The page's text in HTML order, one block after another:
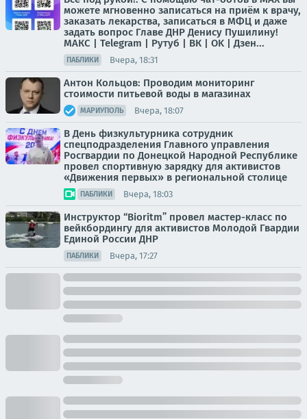
можете мгновенно записаться на приём к врачу,
заказать лекарства, записаться в МФЦ и даже
задать вопрос Главе ДНР Денису Пушилину!
МАКС | Telegram | Рутуб | ВК | OK | Дзен...
ПАБЛИКИ Вчера, 18:31
Антон Кольцов: Проводим мониторинг
стоимости питьевой воды в магазинах
МАРИУПОЛЬ Вчера, 18:07
В День физкультурника сотрудник
спецподразделения Главного управления
Росгвардии по Донецкой Народной Республике
провел спортивную зарядку для активистов
«Движения первых» в региональной столице
ПАБЛИКИ Вчера, 18:03
Инструктор “Bioritm” провел мастер-класс по
вейкбордингу для активистов Молодой Гвардии
Единой России ДНР
ПАБЛИКИ Вчера, 17:27